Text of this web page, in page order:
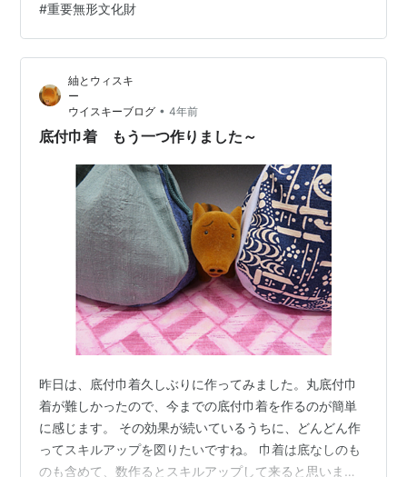
ていただき、指定のポジションに帰還いただきます。 ア
ゲハマ（対戦中に相手から取った相手の碁石）を置く場
所がありませんので、巾着の底の部分の予備の丸く切っ
た布を代用品として置いてみました。 実際にこの用途で
使う布は周りをステッチ処理か、ロックミ…
#重要無形文化財
紬とウィスキ
ウイスキーブログ • 4年前
底付巾着 もう一つ作りました～
昨日は、底付巾着久しぶりに作ってみました。丸底付巾
着が難しかったので、今までの底付巾着を作るのが簡単
に感じます。 その効果が続いているうちに、どんどん作
ってスキルアップを図りたいですね。 巾着は底なしのも
のも含めて、数作るとスキルアップして来ると思いま